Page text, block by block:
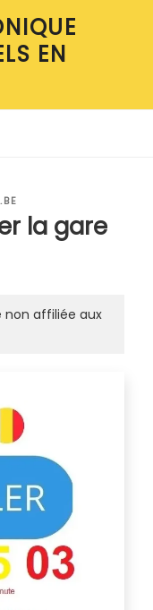
EN
la gare
non affiliée aux